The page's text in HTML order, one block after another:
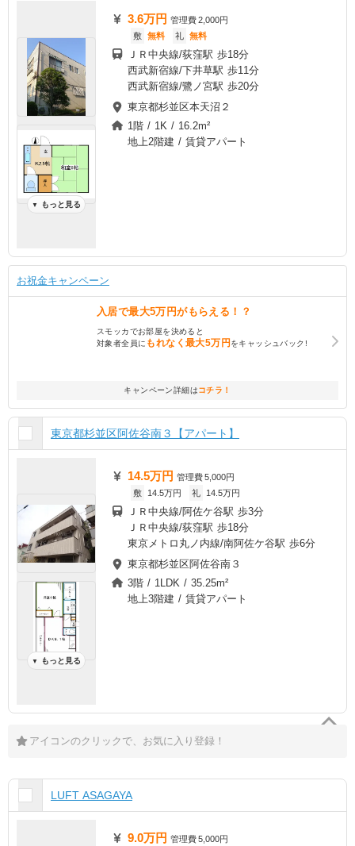
▼ もっと見る
3.6万円 管理費2,000円
敷 無料 礼 無料
ＪＲ中央線/荻窪駅 歩18分
西武新宿線/下井草駅 歩11分
西武新宿線/鷺ノ宮駅 歩20分
東京都杉並区本天沼２
1階 / 1K / 16.2m²
地上2階建 / 賃貸アパート
お祝金キャンペーン
入居で最大5万円がもらえる！？
スモッカでお部屋を決めると
対象者全員に もれなく最大5万円をキャッシュバック!
キャンペーン詳細はコチラ！
東京都杉並区阿佐谷南３【アパート】
▼ もっと見る
14.5万円 管理費5,000円
敷
14.5万円 礼 14.5万円
ＪＲ中央線/阿佐ケ谷駅 歩3分
ＪＲ中央線/荻窪駅 歩18分
東京メトロ丸ノ内線/南阿佐ケ谷駅 歩6分
東京都杉並区阿佐谷南３
3階 / 1LDK / 35.25m²
地上3階建 / 賃貸アパート
アイコンのクリックで、お気に入り登録！
LUFT ASAGAYA
9.0万円 管理費5,000円